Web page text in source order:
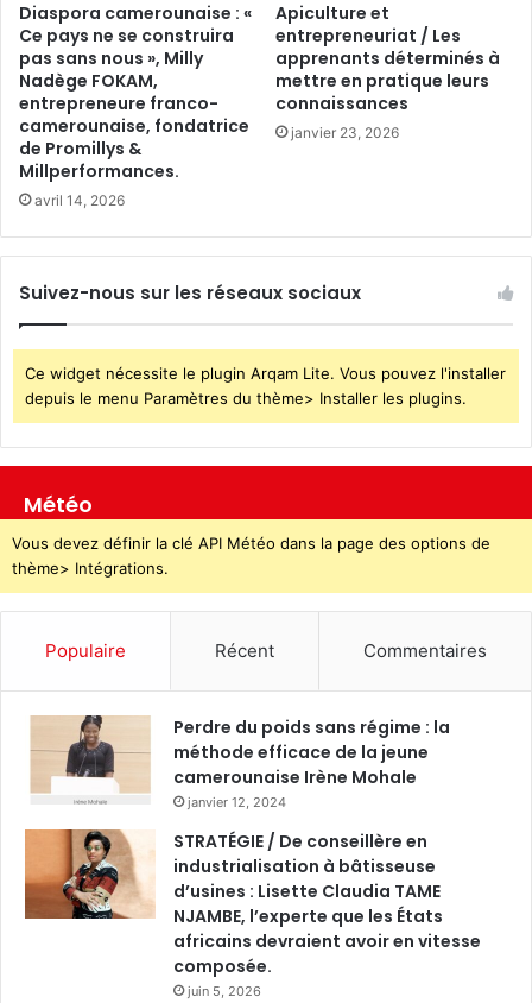
Diaspora camerounaise : «
Ce pays ne se construira
pas sans nous », Milly
Nadège FOKAM,
entrepreneure franco-
camerounaise, fondatrice
de Promillys &
Millperformances.
avril 14, 2026
Apiculture et
entrepreneuriat / Les
apprenants déterminés à
mettre en pratique leurs
connaissances
janvier 23, 2026
Suivez-nous sur les réseaux sociaux
Ce widget nécessite le plugin Arqam Lite. Vous pouvez l'installer
depuis le menu Paramètres du thème> Installer les plugins.
Météo
Vous devez définir la clé API Météo dans la page des options de
thème> Intégrations.
Populaire Récent Commentaires
Perdre du poids sans régime : la
méthode efficace de la jeune
camerounaise Irène Mohale
janvier 12, 2024
STRATÉGIE / De conseillère en
industrialisation à bâtisseuse
d’usines : Lisette Claudia TAME
NJAMBE, l’experte que les États
africains devraient avoir en vitesse
composée.
juin 5, 2026